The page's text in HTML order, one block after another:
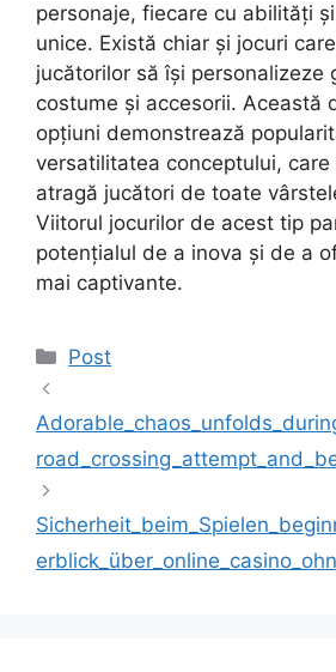
personaje, fiecare cu abilități
unice. Există chiar și jocuri
jucătorilor să își personalizeze
costume și accesorii. Această
opțiuni demonstrează
versatilitatea conceptului, care
atragă jucători de toate
Viitorul jocurilor de acest tip
potențialul de a inova și de a
mai captivante.
Kategoriler
Post